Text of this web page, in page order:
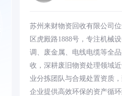
苏州来财物资回收有限公司
区虎殿路1888号，专注机械
调、废金属、电线电缆等全
收，深耕废旧物资处理领域
业分拣团队与合规处置资质
企业提供高效环保的资产循环